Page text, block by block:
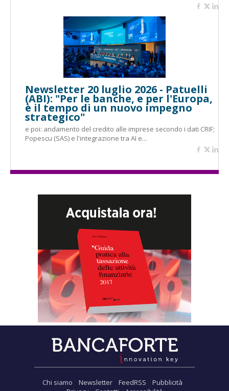
Newsletter 20 luglio 2026 - Patuelli
(ABI): "Per le banche, e per l'Europa,
è il tempo di un nuovo impegno
strategico"
e poi: andamento del credito alle imprese secondo i dati CRIF;
Popescu (SAS) e l'integrazione tra AI e...
Chi siamo Newsletter FeedRSS
Pubblicità